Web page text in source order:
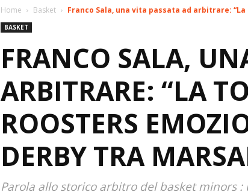
Home Basket Franco Sala, una vita passata ad arbitrare:
BASKET
FRANCO SALA,
ARBITRARE: “LA
ROOSTERS
DERBY TRA
Parola allo storico arbitro del basket minors